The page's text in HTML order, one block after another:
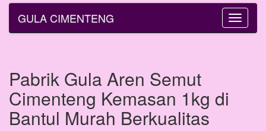
Toggle
GULA CIMENTENG
Pabrik Gula Aren Semut
Cimenteng Kemasan 1kg di
Bantul Murah Berkualitas